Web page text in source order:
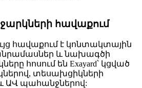
հավաքում
հավաքում է կոնտակտային
և նախագծի
հոսում են Exayard՝ կցված
տեսախցիկների
ԱՎ պահանջներով: